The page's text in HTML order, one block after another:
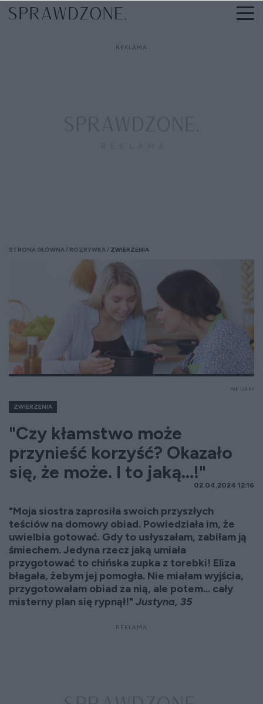
STRONA GŁÓWNA ROZRYWKA ZWIERZENIA
Fot. 123 RF
ZWIERZENIA
"Czy kłamstwo może
przynieść korzyść? Okazało
się, że może. I to jaką...!"
02.04.2024 12:16
"Moja siostra zaprosiła swoich przyszłych
teściów na domowy obiad. Powiedziała im, że
uwielbia gotować. Gdy to usłyszałam, zabiłam ją
śmiechem. Jedyna rzecz jaką umiała
przygotować to chińska zupka z torebki! Eliza
błagała, żebym jej pomogła. Nie miałam wyjścia,
przygotowałam obiad za nią, ale potem... cały
misterny plan się rypnął!" Justyna, 35